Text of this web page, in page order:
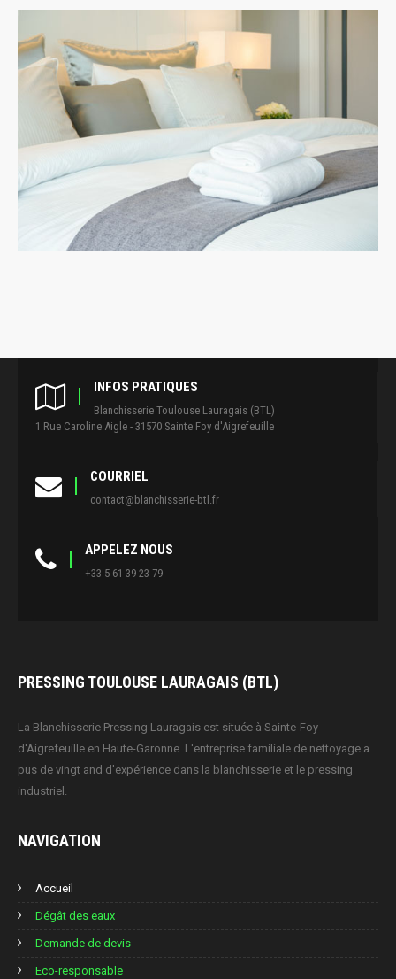
INFOS PRATIQUES
Blanchisserie Toulouse Lauragais (BTL)
1 Rue Caroline Aigle - 31570 Sainte Foy d'Aigrefeuille
COURRIEL
contact@blanchisserie-btl.fr
APPELEZ NOUS
+33 5 61 39 23 79
PRESSING TOULOUSE LAURAGAIS (BTL)
La Blanchisserie Pressing Lauragais est située à Sainte-Foy-
d'Aigrefeuille en Haute-Garonne. L'entreprise familiale de nettoyage a
pus de vingt and d'expérience dans la blanchisserie et le pressing
industriel.
NAVIGATION
Accueil
Dégât des eaux
Demande de devis
Eco-responsable